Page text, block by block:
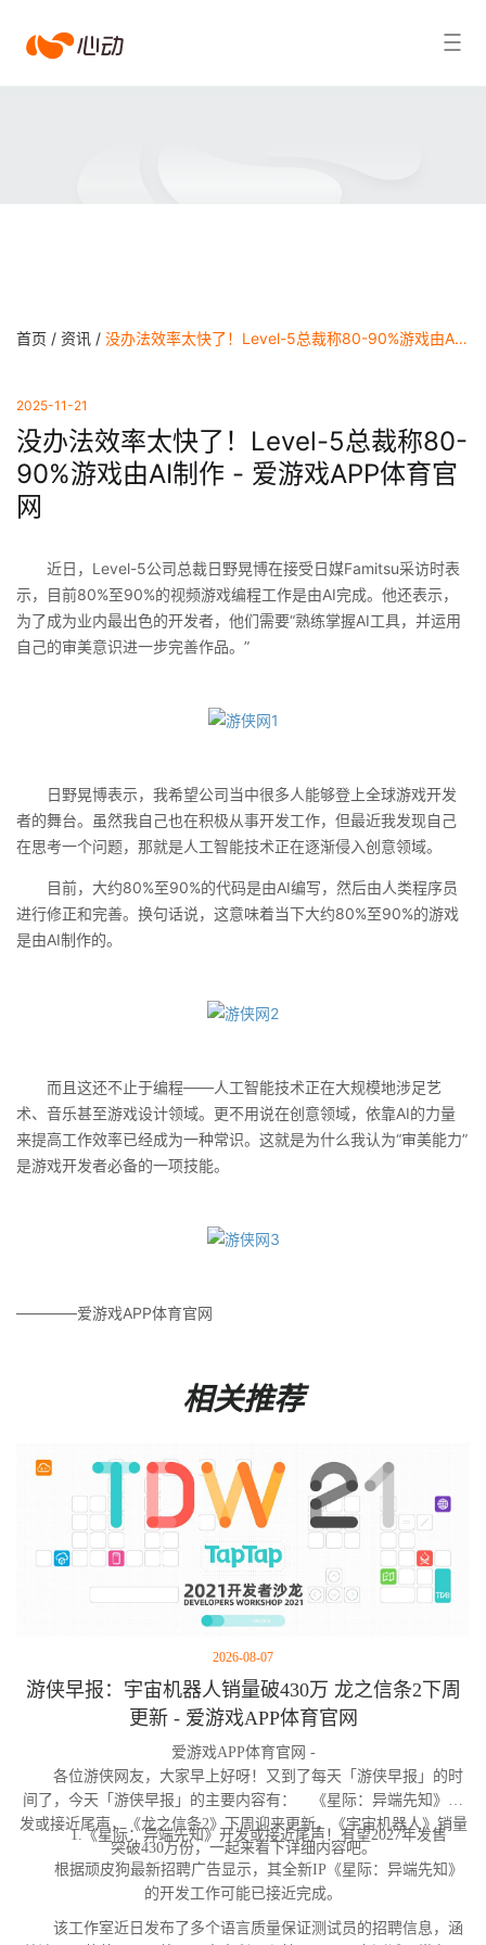
爱搜索结果
首页 / 资讯 / 没办法效率太快了！Level-5总裁称80-90%游戏由AI制作 - 爱游戏APP体育官网
2025-11-21
没办法效率太快了！Level-5总裁称80-
90%游戏由AI制作 - 爱游戏APP体育官
网
近日，Level-5公司总裁日野晃博在接受日媒Famitsu采访时表
示，目前80%至90%的视频游戏编程工作是由AI完成。他还表示，
为了成为业内最出色的开发者，他们需要“熟练掌握AI工具，并运用
自己的审美意识进一步完善作品。”
日野晃博表示，我希望公司当中很多人能够登上全球游戏开发
者的舞台。虽然我自己也在积极从事开发工作，但最近我发现自己
在思考一个问题，那就是人工智能技术正在逐渐侵入创意领域。
目前，大约80%至90%的代码是由AI编写，然后由人类程序员
进行修正和完善。换句话说，这意味着当下大约80%至90%的游戏
是由AI制作的。
而且这还不止于编程——人工智能技术正在大规模地涉足艺
术、音乐甚至游戏设计领域。更不用说在创意领域，依靠AI的力量
来提高工作效率已经成为一种常识。这就是为什么我认为“审美能力”
是游戏开发者必备的一项技能。
————爱游戏APP体育官网
相关推荐
2026-08-07
游侠早报：宇宙机器人销量破430万 龙之信条2下周
更新 - 爱游戏APP体育官网
爱游戏APP体育官网 -
各位游侠网友，大家早上好呀！又到了每天「游侠早报」的时
间了，今天「游侠早报」的主要内容有： 《星际：异端先知》开
发或接近尾声，《龙之信条2》下周迎来更新，《宇宙机器人》销量
突破430万份，一起来看下详细内容吧。
1.《星际：异端先知》开发或接近尾声！有望2027年发售
根据顽皮狗最新招聘广告显示，其全新IP《星际：异端先知》
的开发工作可能已接近完成。
该工作室近日发布了多个语言质量保证测试员的招聘信息，涵